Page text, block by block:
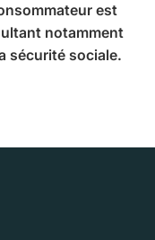
est
notamment
sécurité sociale.